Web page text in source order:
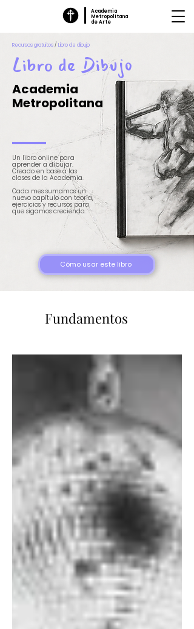
Academia
Metropolitana
de Arte
Recursos gratuitos/ Libro de dibujo
Libro de Dibujo
Academia
Metropolitana
Un libro online para
aprender a dibujar.
Creado en base a las
clases de la Academia.
Cada mes sumamos un
nuevo capítulo con teoría,
ejercicios y recursos para
que sigamos creciendo.
Cómo usar este libro
Fundamentos